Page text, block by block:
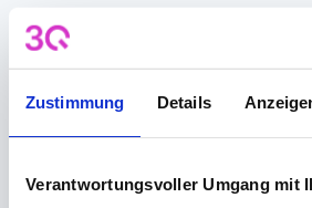
Zustimmung Details
Verantwortungsvoller Umgang mit
kürzer wird, sind
unverzichtbaren Werkzeug in
und Organisationen
es, komplexe Themen einfach
Authentizität und